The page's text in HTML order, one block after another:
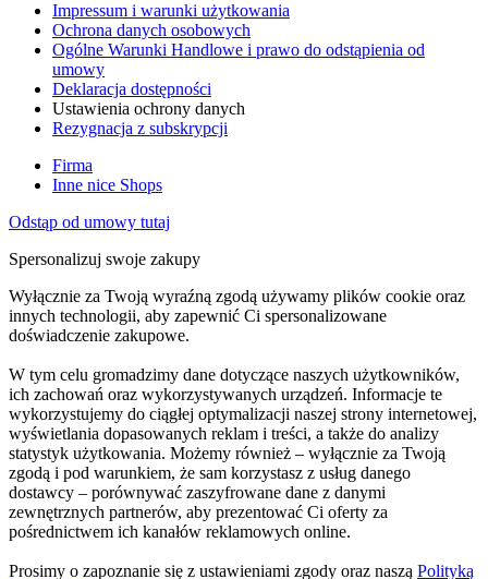
Impressum i warunki użytkowania
Ochrona danych osobowych
Ogólne Warunki Handlowe i prawo do odstąpienia od
umowy
Deklaracja dostępności
Ustawienia ochrony danych
Rezygnacja z subskrypcji
Firma
Inne nice Shops
Odstąp od umowy tutaj
Spersonalizuj swoje zakupy
Wyłącznie za Twoją wyraźną zgodą używamy plików cookie oraz
innych technologii, aby zapewnić Ci spersonalizowane
doświadczenie zakupowe.
W tym celu gromadzimy dane dotyczące naszych użytkowników,
ich zachowań oraz wykorzystywanych urządzeń. Informacje te
wykorzystujemy do ciągłej optymalizacji naszej strony internetowej,
wyświetlania dopasowanych reklam i treści, a także do analizy
statystyk użytkowania. Możemy również – wyłącznie za Twoją
zgodą i pod warunkiem, że sam korzystasz z usług danego
dostawcy – porównywać zaszyfrowane dane z danymi
zewnętrznych partnerów, aby prezentować Ci oferty za
pośrednictwem ich kanałów reklamowych online.
Prosimy o zapoznanie się z ustawieniami zgody oraz naszą Polityką